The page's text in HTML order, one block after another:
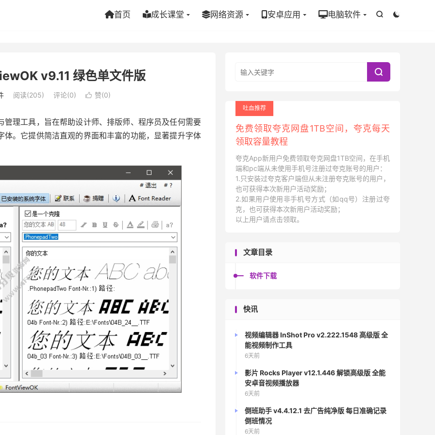


首页 成长课堂 网络资源 安卓应用 电脑软件
v9.11 绿色单文件版
阅读(205) 评论(0)  赞(0)
理工具，旨在帮助设计师、排版师、程序员及任何需要
。它提供简洁直观的界面和丰富的功能，显著提升字体

吐血推荐
免费领取夸克网盘1TB空间，夸克每天
领取容量教程
夸克App新用户免费领取夸克网盘1TB空间，在手机
端和pc端从未使用手机号注册过夸克账号的用户：
1.只安装过夸克客户端但从未注册夸克账号的用户，
也可获得本次新用户活动奖励；
2.如果用户使用非手机号方式（如qq号）注册过夸
克，也可获得本次新用户活动奖励；
以上用户请点击领取。
文章目录
软件下载
快讯
视频编辑器 InShot Pro v2.222.1548 高级版 全
能视频制作工具
6天前
影片 Rocks Player v12.1.446 解锁高级版 全能
安卓音视频播放器
6天前
倒班助手 v4.4.12.1 去广告纯净版 每日准确记录
倒班情况
6天前